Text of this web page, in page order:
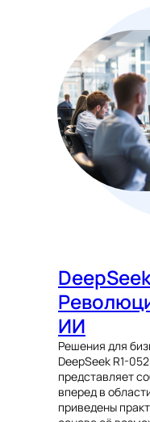
ИИ
Решения для
DeepSeek R1-
представляет
вперед в
приведены